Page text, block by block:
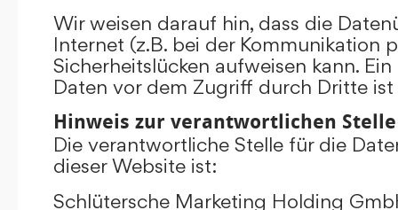
Wir weisen darauf hin, dass die
Internet (z.B. bei der Kommunikation
Sicherheitslücken aufweisen kann.
Daten vor dem Zugriff durch Dritte
Hinweis zur verantwortlichen Stelle
Die verantwortliche Stelle für die
dieser Website ist:
Schlütersche Marketing Holding